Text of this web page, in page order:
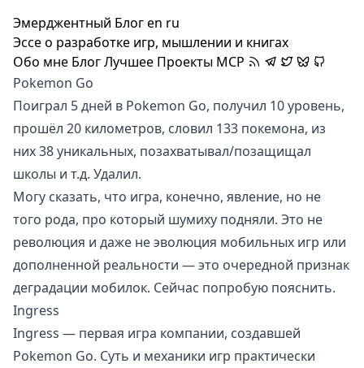
Эмерджентный Блогen ru
Эссе о разработке игр, мышлении и книгах
Обо мне БлогЛучшее Проекты MCP
Pokemon Go
Поиграл 5 дней в Pokemon Go, получил 10 уровень,
прошёл 20 километров, словил 133 покемона, из
них 38 уникальных, позахватывал/позащищал
школы и т.д. Удалил.
Могу сказать, что игра, конечно, явление, но не
того рода, про который шумиху подняли. Это не
революция и даже не эволюция мобильных игр или
дополненной реальности — это очередной признак
деградации мобилок. Сейчас попробую пояснить.
Ingress
Ingress — первая игра компании, создавшей
Pokemon Go. Суть и механики игр практически